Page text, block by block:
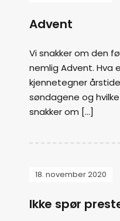
Advent
Vi snakker om den
nemlig Advent. Hva
kjennetegner
søndagene og
snakker om […]
18. november 2020
Ikke spør